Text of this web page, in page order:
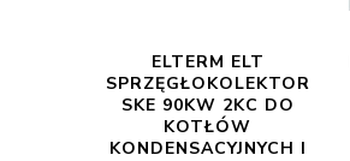
ELTERM ELT
SPRZĘGŁOKOLEKTOR
SKE 90KW 2KC DO
KOTŁÓW
KONDENSACYJNYCH I